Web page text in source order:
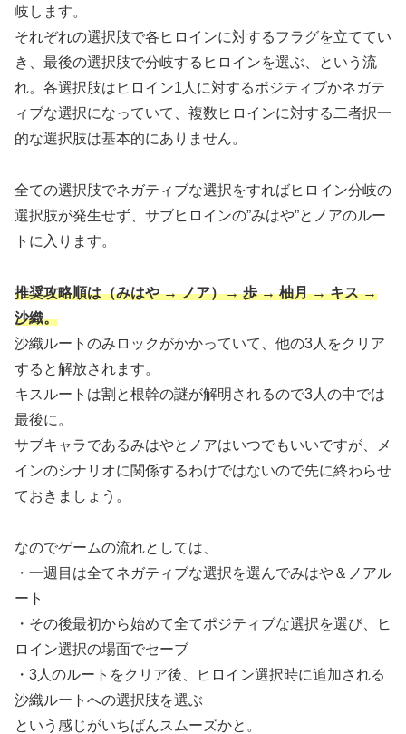
岐します。
それぞれの選択肢で各ヒロインに対するフラグを立ててい
き、最後の選択肢で分岐するヒロインを選ぶ、という流
れ。各選択肢はヒロイン1人に対するポジティブかネガテ
ィブな選択になっていて、複数ヒロインに対する二者択一
的な選択肢は基本的にありません。
全ての選択肢でネガティブな選択をすればヒロイン分岐の
選択肢が発生せず、サブヒロインの”みはや”とノアのルー
トに入ります。
推奨攻略順は（みはや → ノア）→ 歩 → 柚月 → キス →
沙織。
沙織ルートのみロックがかかっていて、他の3人をクリア
すると解放されます。
キスルートは割と根幹の謎が解明されるので3人の中では
最後に。
サブキャラであるみはやとノアはいつでもいいですが、メ
インのシナリオに関係するわけではないので先に終わらせ
ておきましょう。
なのでゲームの流れとしては、
・一週目は全てネガティブな選択を選んでみはや＆ノアル
ート
・その後最初から始めて全てポジティブな選択を選び、ヒ
ロイン選択の場面でセーブ
・3人のルートをクリア後、ヒロイン選択時に追加される
沙織ルートへの選択肢を選ぶ
という感じがいちばんスムーズかと。